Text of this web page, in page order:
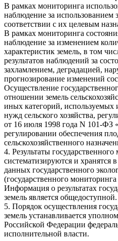
В рамках мониторинга
наблюдение за использованием
соответствии с их целевым
В рамках мониторинга
наблюдение за изменением
характеристик земель, в том
результатов наблюдений за
захламлением, деградацией,
прогнозирование изменений
Осуществление
отношении земель
иных категорий, используемых
нужд сельского хозяйства,
от 16 июля 1998 года N 101-ФЗ
регулировании обеспечения
сельскохозяйственного
4. Результаты
систематизируются и хранятся
данных государственного
(государственного
Информация о результатах
земель является общедоступной.
5. Порядок осуществления
земель устанавливается
Российской Федерации
исполнительной власти.